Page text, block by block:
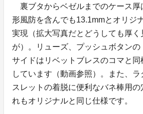
裏ブタからベゼルまでのケース厚
形風防を含んでも13.1mmとオリジ
実現（拡大写真だとどうしても厚く
が）。リューズ、プッシュボタン
サイドはリベットブレスのコマと
しています（動画参照）。また、
スレットの着脱に便利なバネ棒用の
れもオリジナルと同じ仕様です。